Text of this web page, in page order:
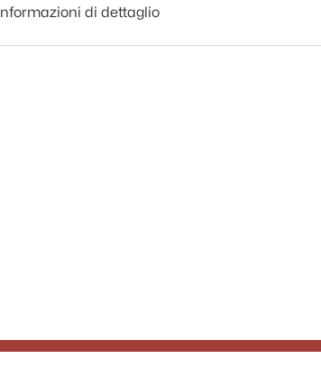
Informazioni di dettaglio